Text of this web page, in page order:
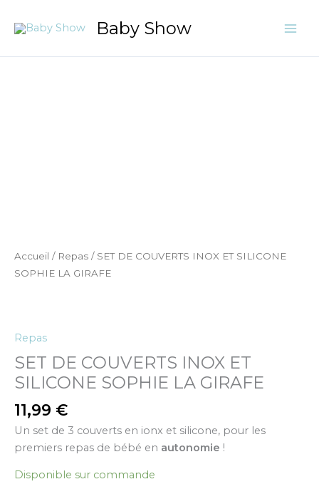
Baby Show
Accueil / Repas / SET DE COUVERTS INOX ET SILICONE
SOPHIE LA GIRAFE
Repas
SET DE COUVERTS INOX ET
SILICONE SOPHIE LA GIRAFE
11,99 €
Un set de 3 couverts en ionx et silicone, pour les
premiers repas de bébé en autonomie !
Disponible sur commande
GIRAFE